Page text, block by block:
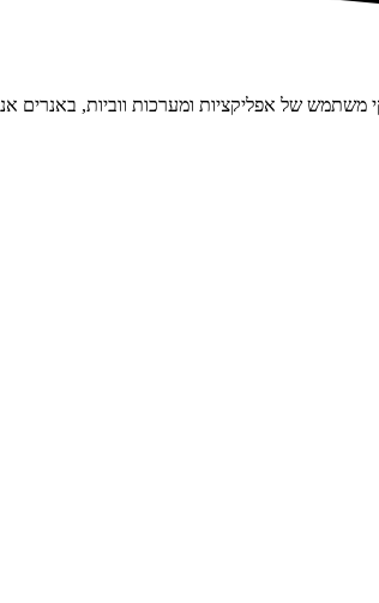
של אפליקציות ומערכות ווביות, באנרים